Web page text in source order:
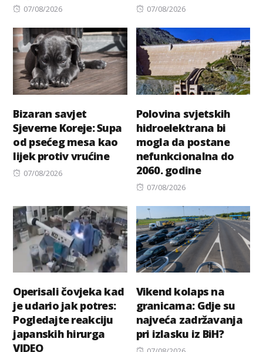
Posted
07/08/2026
Posted
07/08/2026
Bizaran savjet
Sjeverne Koreje: Supa
od psećeg mesa kao
lijek protiv vrućine
Posted
07/08/2026
Polovina svjetskih
hidroelektrana bi
mogla da postane
nefunkcionalna do
2060. godine
Posted
07/08/2026
Operisali čovjeka kad
je udario jak potres:
Pogledajte reakciju
japanskih hirurga
VIDEO
Vikend kolaps na
granicama: Gdje su
najveća zadržavanja
pri izlasku iz BiH?